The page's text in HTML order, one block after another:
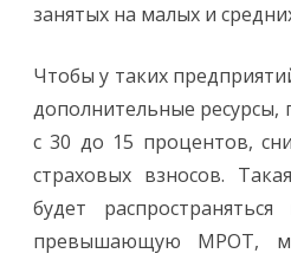
занятых на малых и
Чтобы у таких
дополнительные ресурсы,
с 30 до 15 процентов,
страховых взносов.
будет
превышающую МРОТ,